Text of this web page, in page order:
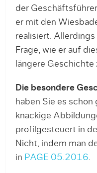
der
er mit den
realisiert.
Frage, wie er auf
längere Geschichte
Die besondere
haben Sie es
knackige
profilgesteuert in
Nicht, indem man
in PAGE 05.2016.